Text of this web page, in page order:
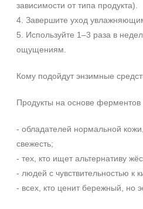
Массаж
Пилинг
Показать еще
SPF 30
зависимости от типа продукта).
4. Завершите уход
5. Используйте 1–3 раза в
ощущениям.
Кому подойдут энзимные
Продукты на основе
- обладателей нормальной
свежесть;
- тех, кто ищет альтернативу
- людей с чувствительностью к
- всех, кто ценит бережный, но